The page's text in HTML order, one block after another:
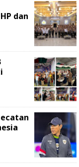
dan